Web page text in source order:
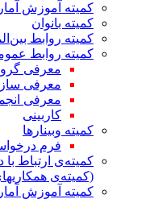
کمیته آموزش
کمیته بانوان
کمیته روابط
کمیته روابط
معرفی
معرفی
معرفی
کاربینی
کمیته وبینارها
فرم
کمیته‌ی ارتباط با
(کمیته‌ی
کمیته آموزش